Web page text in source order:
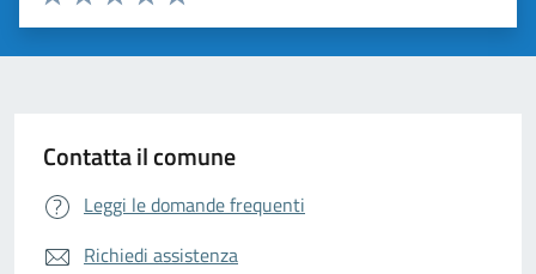
Valuta 5 stelle su 5
Valuta 4 stelle su 5
Valuta 3 stelle su 5
Valuta 2 stelle su 5
Valuta 1 stelle su 5
Contatta il comune
Leggi le domande frequenti
Richiedi assistenza